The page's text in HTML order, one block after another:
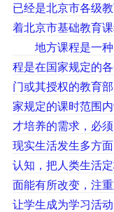
已经是北京市各级
着北京市基础教育
地方课程是一种
程是在国家规定的
门或其授权的教育
家规定的课时范围
才培养的需求，必
现实生活发生多方
认知，把人类生活
面能有所改变，注
让学生成为学习活